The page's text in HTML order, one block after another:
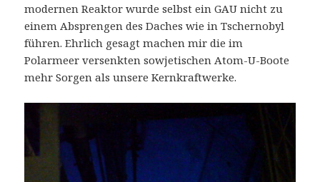
modernen Reaktor wurde selbst ein GAU nicht zu
einem Absprengen des Daches wie in Tschernobyl
führen. Ehrlich gesagt machen mir die im
Polarmeer versenkten sowjetischen Atom-U-Boote
mehr Sorgen als unsere Kernkraftwerke.